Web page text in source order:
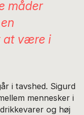
måder
at være i
i tavshed. Sigurd
mennesker i
og høj